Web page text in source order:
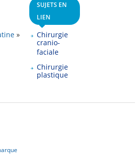
SUJETS EN
LIEN
Chirurgie
cranio-
faciale
Chirurgie
plastique